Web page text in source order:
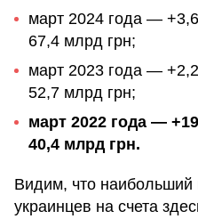
март 2024 года —
67,4 млрд грн;
март 2023 года —
52,7 млрд грн;
март 2022 года —
40,4 млрд грн.
Видим, что наибольший
украинцев на счета